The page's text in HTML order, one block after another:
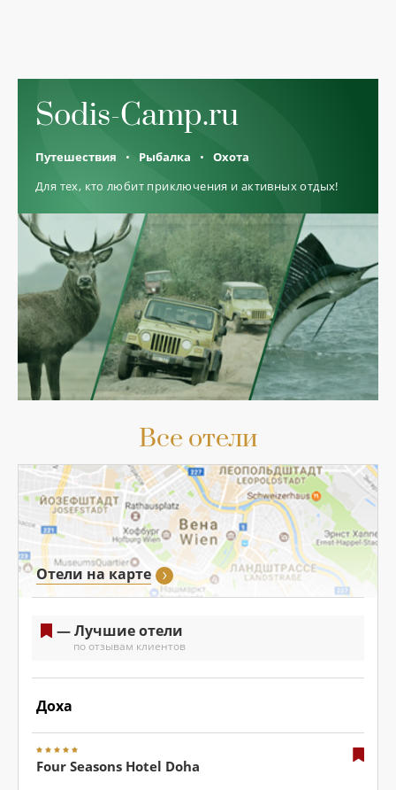
Все отели
Отели на карте
— Лучшие отели
по отзывам клиентов
Доха
Four Seasons Hotel Doha
Sodis-Camp.ru
Путешествия Рыбалка
Охота
Для тех, кто любит приключения и активных отдых!